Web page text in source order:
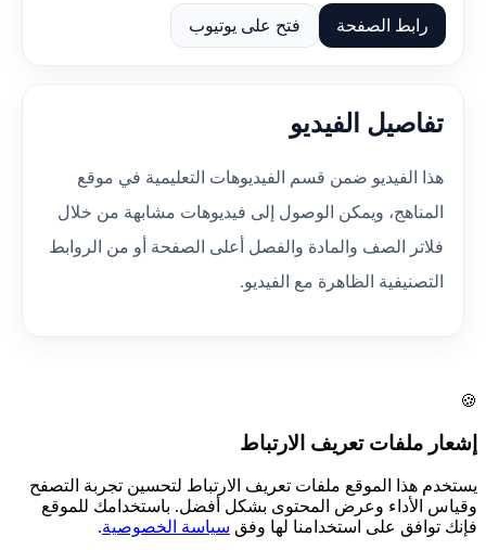
رابط الصفحة فتح على يوتيوب
تفاصيل الفيديو
هذا الفيديو ضمن قسم الفيديوهات التعليمية في موقع
المناهج، ويمكن الوصول إلى فيديوهات مشابهة من خلال
فلاتر الصف والمادة والفصل أعلى الصفحة أو من الروابط
التصنيفية الظاهرة مع الفيديو.
🍪
إشعار ملفات تعريف الارتباط
يستخدم هذا الموقع ملفات تعريف الارتباط لتحسين تجربة التصفح
وقياس الأداء وعرض المحتوى بشكل أفضل. باستخدامك للموقع
فإنك توافق على استخدامنا لها وفق سياسة الخصوصية.